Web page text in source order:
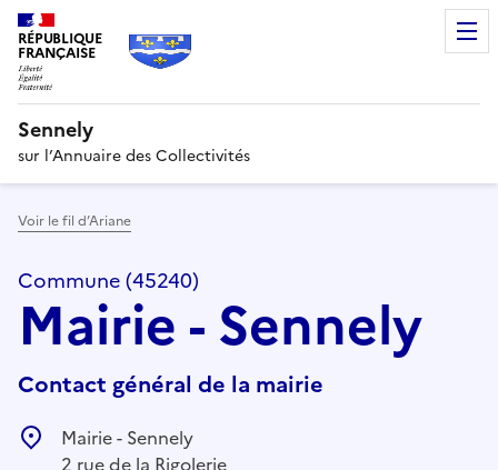
RÉPUBLIQUE
FRANÇAISE
Sennely
sur l’Annuaire des Collectivités
Voir le fil d’Ariane
Commune (45240)
Mairie - Sennely
Contact général de la mairie
Mairie - Sennely
2 rue de la Rigolerie